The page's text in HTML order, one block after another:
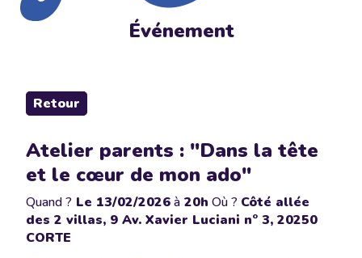
Événement
Retour
Atelier parents : "Dans la tête
et le cœur de mon ado"
Quand ? Le 13/02/2026à 20h Où ? Côté allée
des 2 villas, 9 Av. Xavier Luciani n° 3, 20250
CORTE